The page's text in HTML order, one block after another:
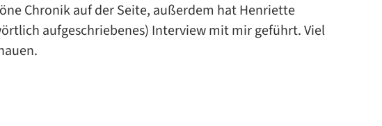
Chronik auf der Seite, außerdem hat Henriette
aufgeschriebenes) Interview mit mir geführt. Viel